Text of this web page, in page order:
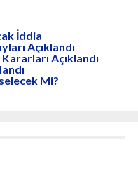
İddia
Açıklandı
Açıklandı
Mi?